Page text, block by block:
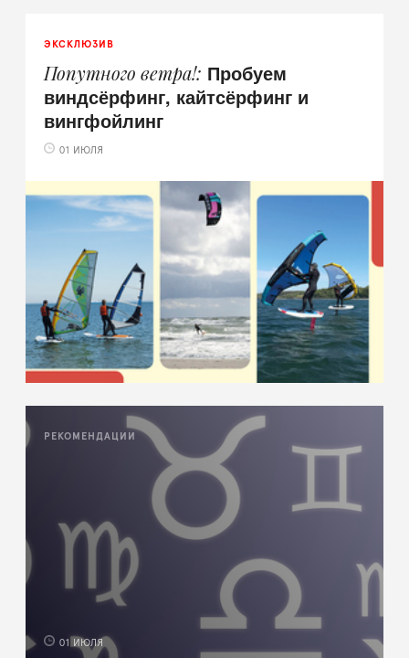
ЭКСКЛЮЗИВ
Попутного ветра! Пробуем
виндсёрфинг, кайтсёрфинг и
вингфойлинг
01 ИЮЛЯ
РЕКОМЕНДАЦИИ
01 ИЮЛЯ